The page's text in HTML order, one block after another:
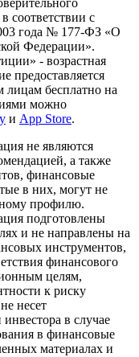
соответствии с
года № 177-ФЗ «О
Федерации».
- возрастная
предоставляется
лицам бесплатно на
можно
и App Store.
не являются
а также
финансовые
в них, могут не
профилю.
подготовлены
и не направлены на
инструментов,
финансового
целям,
к риску
несет
в случае
в финансовые
материалах и